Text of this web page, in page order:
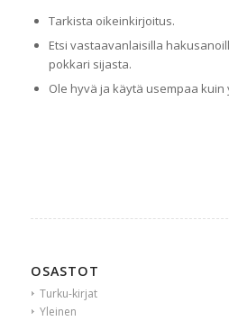
Tarkista oikeinkirjoitus.
Etsi vastaavanlaisilla
pokkari sijasta.
Ole hyvä ja käytä usempaa
OSASTOT
Turku-kirjat
Yleinen